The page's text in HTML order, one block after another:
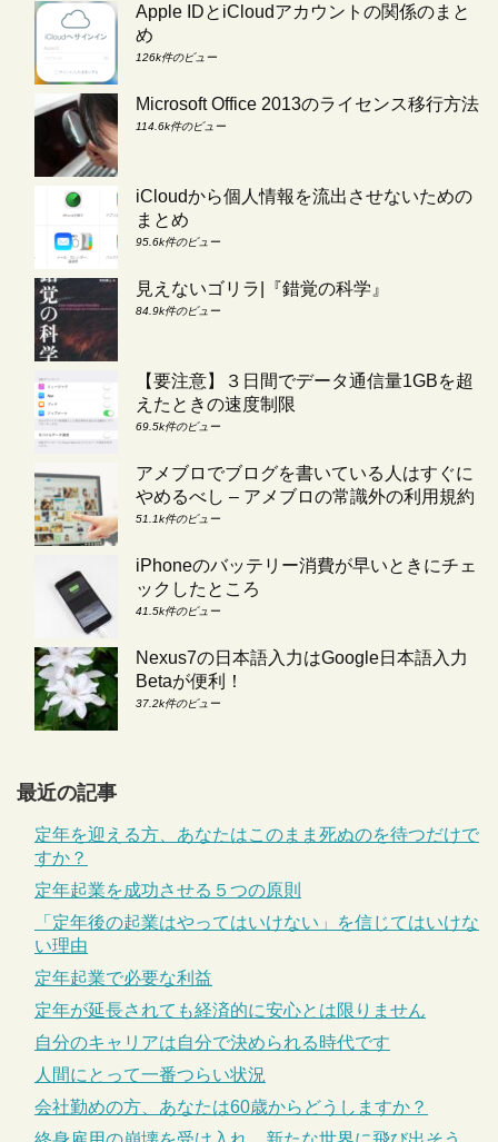
Apple IDとiCloudアカウントの関係のまと
め
126k件のビュー
Microsoft Office 2013のライセンス移行方法
114.6k件のビュー
iCloudから個人情報を流出させないための
まとめ
95.6k件のビュー
見えないゴリラ|『錯覚の科学』
84.9k件のビュー
【要注意】３日間でデータ通信量1GBを超
えたときの速度制限
69.5k件のビュー
アメブロでブログを書いている人はすぐに
やめるべし – アメブロの常識外の利用規約
51.1k件のビュー
iPhoneのバッテリー消費が早いときにチェ
ックしたところ
41.5k件のビュー
Nexus7の日本語入力はGoogle日本語入力
Betaが便利！
37.2k件のビュー
最近の記事
定年を迎える方、あなたはこのまま死ぬのを待つだけで
すか？
定年起業を成功させる５つの原則
「定年後の起業はやってはいけない」を信じてはいけな
い理由
定年起業で必要な利益
定年が延長されても経済的に安心とは限りません
自分のキャリアは自分で決められる時代です
人間にとって一番つらい状況
会社勤めの方、あなたは60歳からどうしますか？